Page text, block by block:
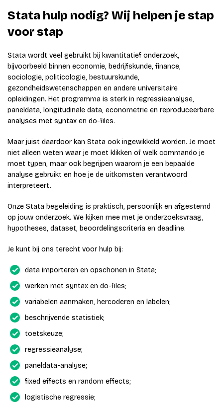
Stata hulp nodig? Wij helpen je stap
voor stap
Stata wordt veel gebruikt bij kwantitatief onderzoek,
bijvoorbeeld binnen economie, bedrijfskunde, finance,
sociologie, politicologie, bestuurskunde,
gezondheidswetenschappen en andere universitaire
opleidingen. Het programma is sterk in regressieanalyse,
paneldata, longitudinale data, econometrie en reproduceerbare
analyses met syntax en do-files.
Maar juist daardoor kan Stata ook ingewikkeld worden. Je moet
niet alleen weten waar je moet klikken of welk commando je
moet typen, maar ook begrijpen waarom je een bepaalde
analyse gebruikt en hoe je de uitkomsten verantwoord
interpreteert.
Onze Stata begeleiding is praktisch, persoonlijk en afgestemd
op jouw onderzoek. We kijken mee met je onderzoeksvraag,
hypotheses, dataset, beoordelingscriteria en deadline.
Je kunt bij ons terecht voor hulp bij:
data importeren en opschonen in Stata;
werken met syntax en do-files;
variabelen aanmaken, hercoderen en labelen;
beschrijvende statistiek;
toetskeuze;
regressieanalyse;
paneldata-analyse;
fixed effects en random effects;
logistische regressie;